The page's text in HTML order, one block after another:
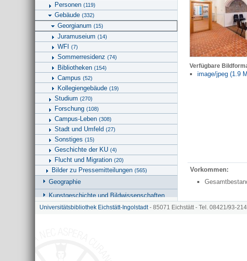
Personen (119)
Gebäude (332)
Georgianum (15)
Juramuseium (14)
WFI (7)
Sommerresidenz (74)
Bibliotheken (154)
Campus (52)
Kollegiengebäude (19)
Studium (270)
Forschung (108)
Campus-Leben (308)
Stadt und Umfeld (27)
Sonstiges (15)
Geschichte der KU (4)
Flucht und Migration (20)
Bilder zu Pressemitteilungen (565)
Geographie
Kunstgeschichte und Bildwissenschaften
Universitätsbibliothek
Verfügbare
image/jpeg (1.9
Vorkommen:
Universitätsbibliothek Eichstätt-Ingolstadt- 85071 Eichstätt - Tel. 08421/93-